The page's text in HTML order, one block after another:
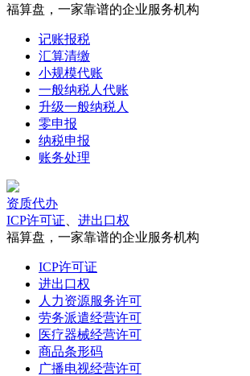
福算盘，一家靠谱的企业服务机构
记账报税
汇算清缴
小规模代账
一般纳税人代账
升级一般纳税人
零申报
纳税申报
账务处理
资质代办
ICP许可证
进出口权
福算盘，一家靠谱的企业服务机构
ICP许可证
进出口权
人力资源服务许可
劳务派遣经营许可
医疗器械经营许可
商品条形码
广播电视经营许可